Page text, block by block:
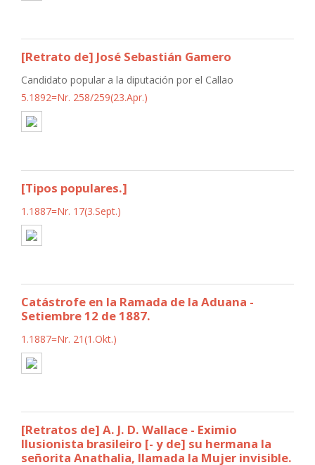
[Retrato de] José Sebastián Gamero
Candidato popular a la diputación por el Callao
5.1892=Nr. 258/259(23.Apr.)
[Tipos populares.]
1.1887=Nr. 17(3.Sept.)
Catástrofe en la Ramada de la Aduana -
Setiembre 12 de 1887.
1.1887=Nr. 21(1.Okt.)
[Retratos de] A. J. D. Wallace - Eximio
Ilusionista brasileiro [- y de] su hermana la
señorita Anathalia, llamada la Mujer invisible.